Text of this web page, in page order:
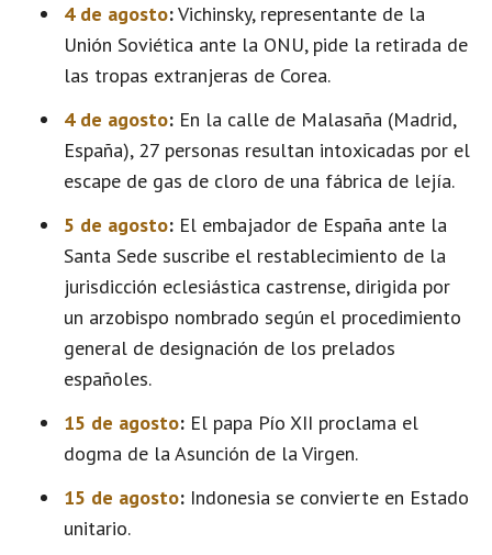
4 de agosto:Vichinsky, representante de la
Unión Soviética ante la ONU, pide la retirada de
las tropas extranjeras de Corea.
4 de agosto: En la calle de Malasaña (Madrid,
España), 27 personas resultan intoxicadas por el
escape de gas de cloro de una fábrica de lejía.
5 de agosto: El embajador de España ante la
Santa Sede suscribe el restablecimiento de la
jurisdicción eclesiástica castrense, dirigida por
un arzobispo nombrado según el procedimiento
general de designación de los prelados
españoles.
15 de agosto: El papa Pío XII proclama el
dogma de la Asunción de la Virgen.
15 de agosto: Indonesia se convierte en Estado
unitario.